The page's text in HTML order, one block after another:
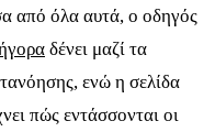
από όλα αυτά, ο οδηγός
δένει μαζί τα
ενώ η σελίδα
πώς εντάσσονται οι